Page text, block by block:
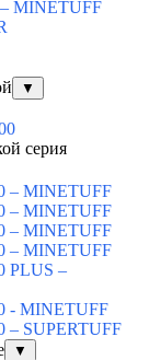
MINETUFF
▼
серия
– MINETUFF
– MINETUFF
– MINETUFF
– MINETUFF
PLUS –
- MINETUFF
– SUPERTUFF
▼